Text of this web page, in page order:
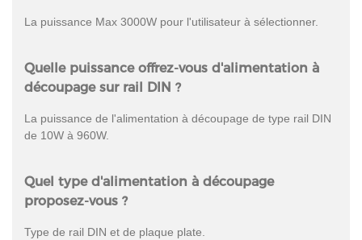
La puissance Max 3000W pour l'utilisateur à sélectionner.
Quelle puissance offrez-vous d'alimentation à
découpage sur rail DIN ?
La puissance de l'alimentation à découpage de type rail DIN
de 10W à 960W.
Quel type d'alimentation à découpage
proposez-vous ?
Type de rail DIN et de plaque plate.